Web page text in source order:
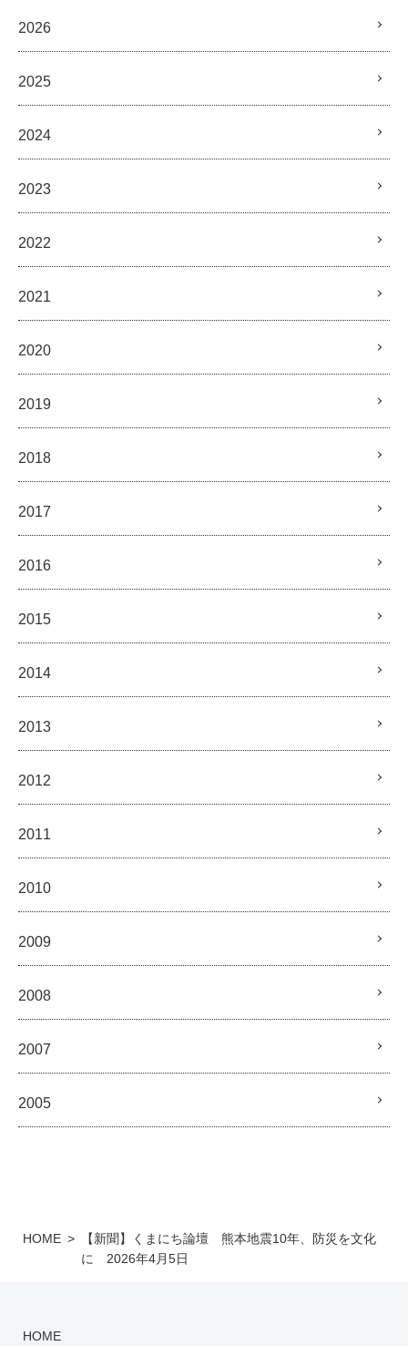
2026
2025
2024
2023
2022
2021
2020
2019
2018
2017
2016
2015
2014
2013
2012
2011
2010
2009
2008
2007
2005
HOME
【新聞】くまにち論壇 熊本地震10年、防災を文化
に 2026年4月5日
HOME